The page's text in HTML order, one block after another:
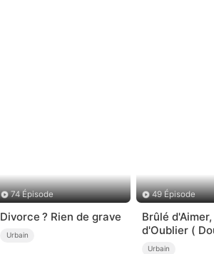
74 Épisode
Divorce ? Rien de grave
Urbain
49 Épisode
Brûlé
d'Oublier (
Urbain